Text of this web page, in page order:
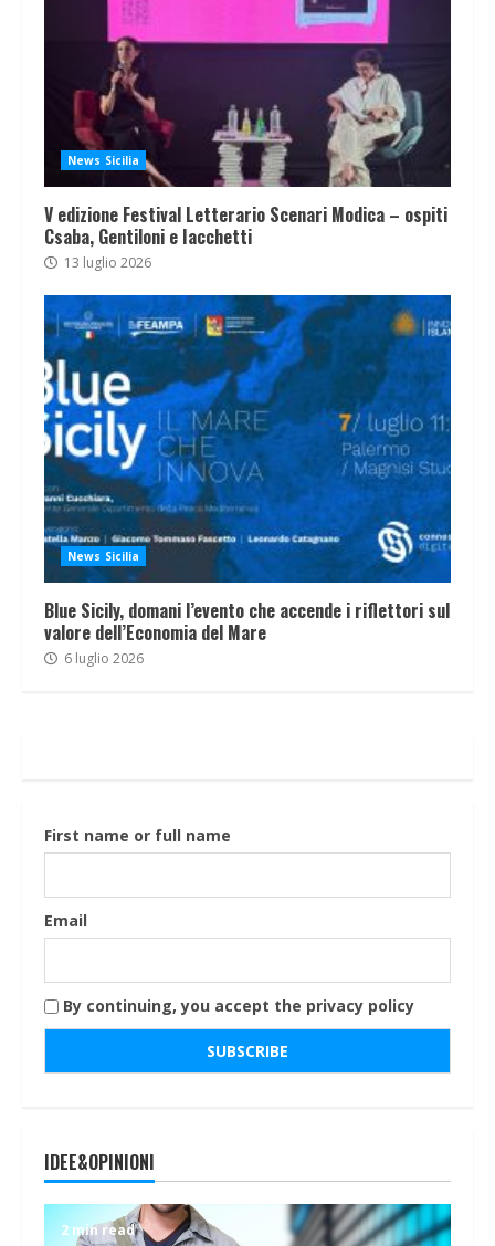
News Sicilia
V edizione Festival Letterario Scenari Modica – ospiti
Csaba, Gentiloni e Iacchetti
13 luglio 2026
News Sicilia
Blue Sicily, domani l’evento che accende i riflettori sul
valore dell’Economia del Mare
6 luglio 2026
First name or full name
Email
By continuing, you accept the privacy policy
IDEE&OPINIONI
2 min read